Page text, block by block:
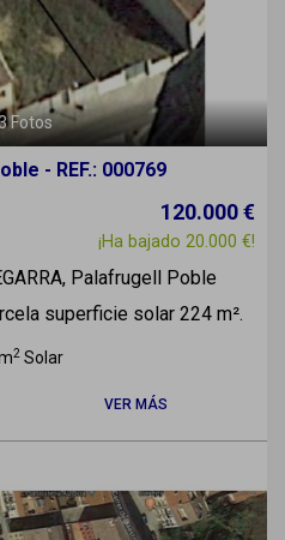
Fotos
- REF.: 000769
120.000 €
¡Ha bajado 20.000 €!
Palafrugell Poble
superficie solar 224 m².
2Solar
VER MÁS